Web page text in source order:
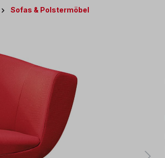
Sofas & Polstermöbel